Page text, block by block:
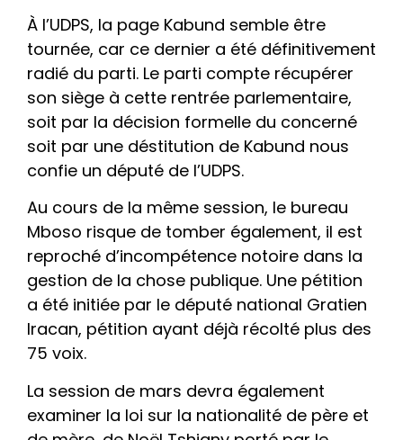
À l’UDPS, la page Kabund semble être
tournée, car ce dernier a été définitivement
radié du parti. Le parti compte récupérer
son siège à cette rentrée parlementaire,
soit par la décision formelle du concerné
soit par une déstitution de Kabund nous
confie un député de l’UDPS.
Au cours de la même session, le bureau
Mboso risque de tomber également, il est
reproché d’incompétence notoire dans la
gestion de la chose publique. Une pétition
a été initiée par le député national Gratien
Iracan, pétition ayant déjà récolté plus des
75 voix.
La session de mars devra également
examiner la loi sur la nationalité de père et